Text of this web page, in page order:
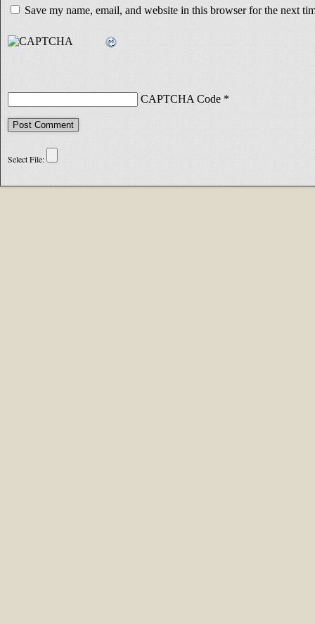
Save my name, email, and website in this browser for the next
CAPTCHA Code *